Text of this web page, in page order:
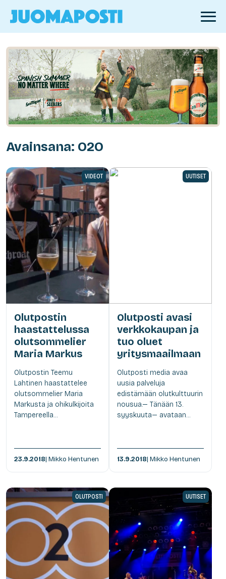
Avainsana: O2O
VIDEOT
Olutpostin
haastattelussa
olutsommelier
Maria Markus
Olutpostin Teemu
Lahtinen haastattelee
olutsommelier Maria
Markusta ja ohikulkijoita
Tampereella...
23.9.2018| Mikko Hentunen
UUTISET
Olutposti avasi
verkkokaupan ja
tuo oluet
yritysmaailmaan
Olutposti media avaa
uusia palveluja
edistämään olutkulttuurin
nousua.— Tänään 13.
syyskuuta— avataan...
13.9.2018| Mikko Hentunen
OLUTPOSTI UUTISET